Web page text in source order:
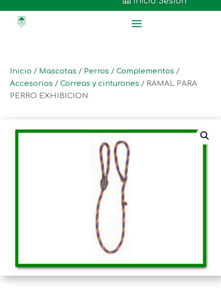
Inicio / Mascotas / Perros / Complementos /
Accesorios / Correas y cinturones / RAMAL PARA
PERRO EXHIBICION